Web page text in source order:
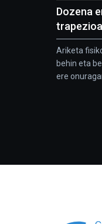
Dozena
Ariketa
behin eta
ere